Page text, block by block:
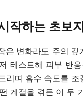
작하는 초보
은 변화라도 주의
테스트해 피부 반
리며 흡수 속도를
계절을 겪든 이 두